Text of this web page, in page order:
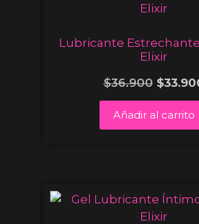
Lubricante
Elixir
$36.900 $
Añadir al carrito